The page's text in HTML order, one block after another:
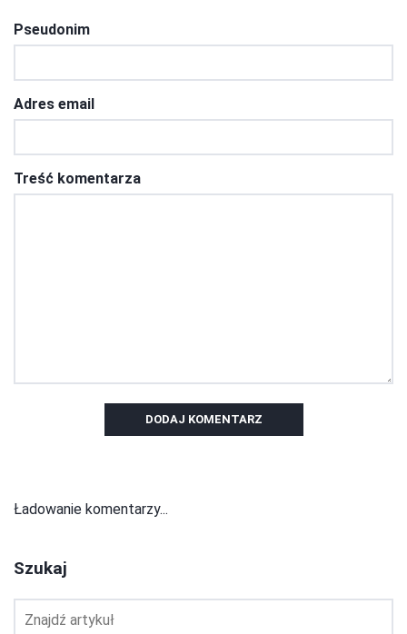
Pseudonim
Adres email
Treść komentarza
DODAJ KOMENTARZ
Ładowanie komentarzy...
Szukaj